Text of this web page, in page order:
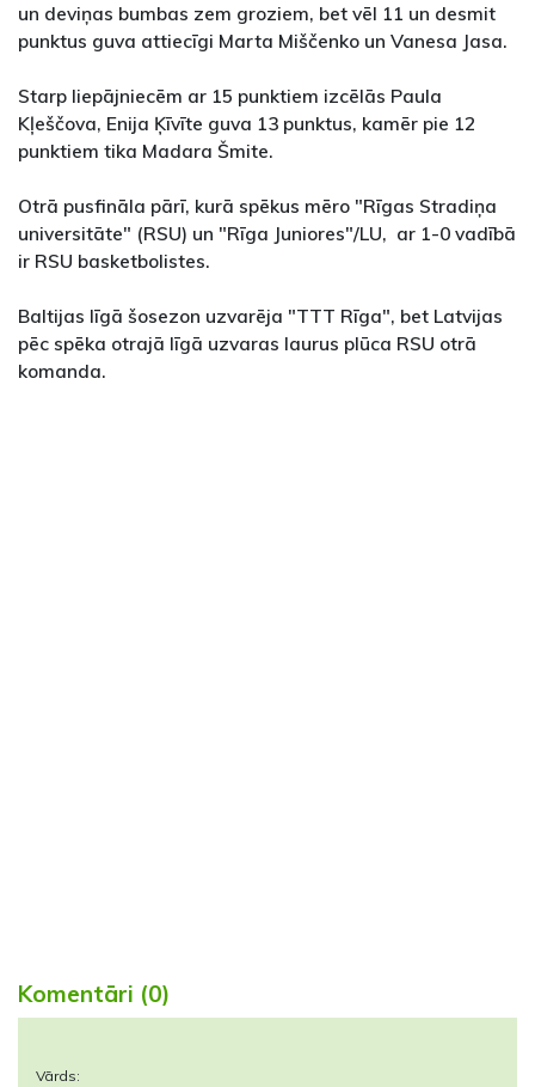
un deviņas bumbas zem groziem, bet vēl 11 un desmit
punktus guva attiecīgi Marta Miščenko un Vanesa Jasa.
Starp liepājniecēm ar 15 punktiem izcēlās Paula
Kļeščova, Enija Ķīvīte guva 13 punktus, kamēr pie 12
punktiem tika Madara Šmite.
Otrā pusfināla pārī, kurā spēkus mēro "Rīgas Stradiņa
universitāte" (RSU) un "Rīga Juniores"/LU, ar 1-0 vadībā
ir RSU basketbolistes.
Baltijas līgā šosezon uzvarēja "TTT Rīga", bet Latvijas
pēc spēka otrajā līgā uzvaras laurus plūca RSU otrā
komanda.
Komentāri (0)
Vārds: